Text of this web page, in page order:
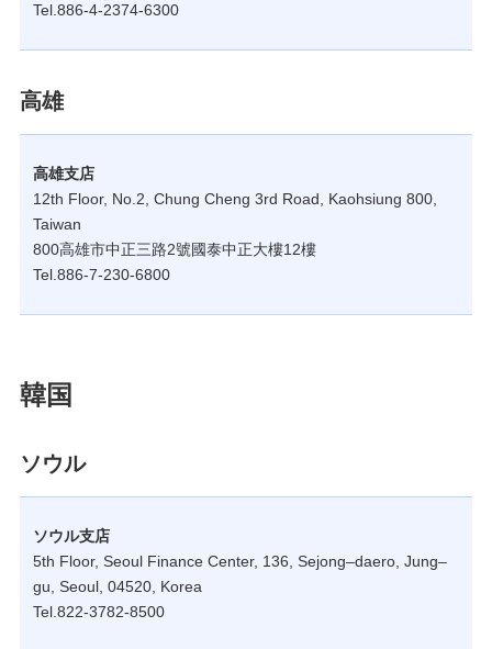
Tel.886-4-2374-6300
高雄
高雄支店
12th Floor, No.2, Chung Cheng 3rd Road, Kaohsiung 800,
Taiwan
800高雄市中正三路2號國泰中正大樓12樓
Tel.886-7-230-6800
韓国
ソウル
ソウル支店
5th Floor, Seoul Finance Center, 136, Sejong–daero, Jung–
gu, Seoul, 04520, Korea
Tel.822-3782-8500